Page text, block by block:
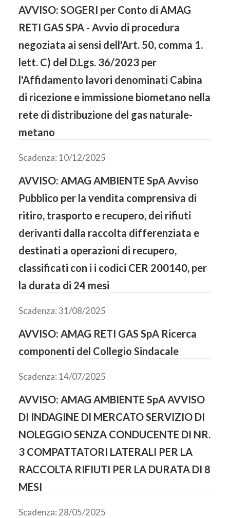
AVVISO: SOGERI per Conto di AMAG
RETI GAS SPA - Avvio di procedura
negoziata ai sensi dell'Art. 50, comma 1.
lett. C) del D.Lgs. 36/2023 per
l'Affidamento lavori denominati Cabina
di ricezione e immissione biometano nella
rete di distribuzione del gas naturale-
metano
Scadenza: 10/12/2025
AVVISO: AMAG AMBIENTE SpA Avviso
Pubblico per la vendita comprensiva di
ritiro, trasporto e recupero, dei rifiuti
derivanti dalla raccolta differenziata e
destinati a operazioni di recupero,
classificati con i i codici CER 200140, per
la durata di 24 mesi
Scadenza: 31/08/2025
AVVISO: AMAG RETI GAS SpA Ricerca
componenti del Collegio Sindacale
Scadenza: 14/07/2025
AVVISO: AMAG AMBIENTE SpA AVVISO
DI INDAGINE DI MERCATO SERVIZIO DI
NOLEGGIO SENZA CONDUCENTE DI NR.
3 COMPATTATORI LATERALI PER LA
RACCOLTA RIFIUTI PER LA DURATA DI 8
MESI
Scadenza: 28/05/2025